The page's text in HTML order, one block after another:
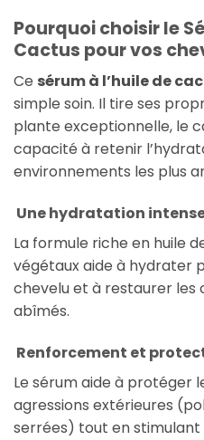
Pourquoi choisir le
Cactus pour vos
Ce sérum à l’huile de
simple soin. Il tire ses
plante exceptionnelle, le
capacité à retenir
environnements les plus
Une hydratation
La formule riche en huile
végétaux aide à hydrater
chevelu et à restaurer les
abîmés.
Renforcement et
Le sérum aide à protéger
agressions extérieures
serrées) tout en stimulant